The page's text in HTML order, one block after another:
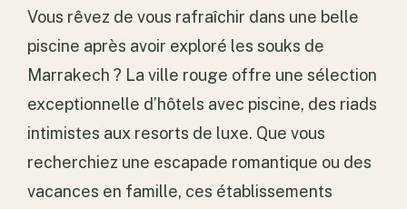
Vous rêvez de vous rafraîchir dans une belle
piscine après avoir exploré les souks de
Marrakech ? La ville rouge offre une sélection
exceptionnelle d’hôtels avec piscine, des riads
intimistes aux resorts de luxe. Que vous
recherchiez une escapade romantique ou des
vacances en famille, ces établissements